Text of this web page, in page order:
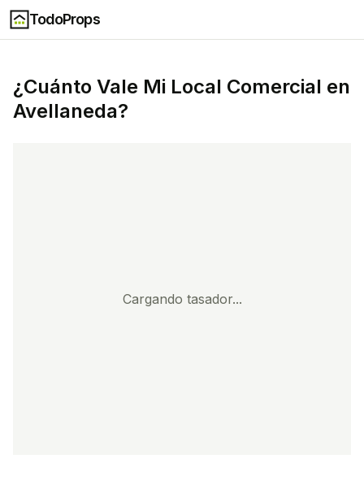
TodoProps
¿Cuánto Vale Mi Local Comercial en
Avellaneda?
Cargando tasador...